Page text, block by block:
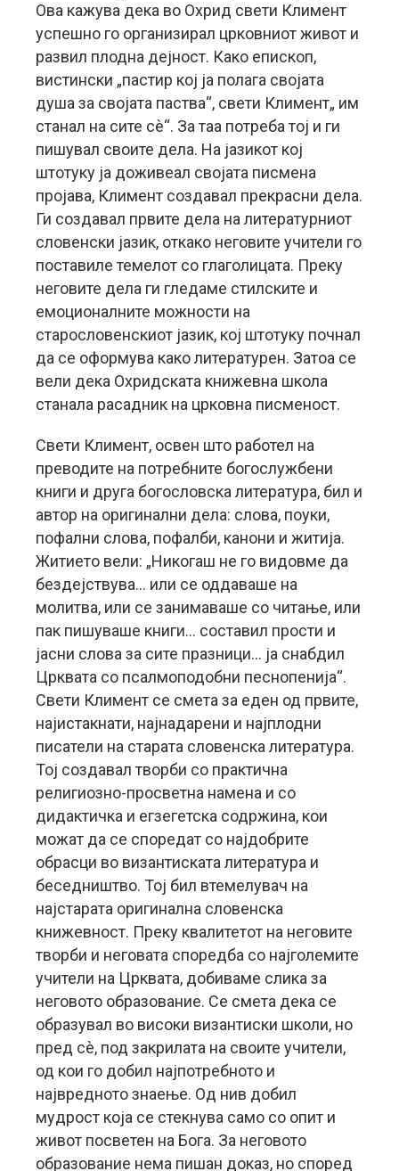
Ова кажува дека во Охрид свети Климент
успешно го организирал црковниот живот и
развил плодна дејност. Како епископ,
вистински „пастир кој ја полага својата
душа за својата паства“, свети Климент„ им
станал на сите сè“. За таа потреба тој и ги
пишувал своите дела. На јазикот кој
штотуку ја доживеал својата писмена
пројава, Климент создавал прекрасни дела.
Ги создавал првите дела на литературниот
словенски јазик, откако неговите учители го
поставиле темелот со глаголицата. Преку
неговите дела ги гледаме стилските и
емоционалните можности на
старословенскиот јазик, кој штотуку почнал
да се оформува како литературен. Затоа се
вели дека Охридската книжевна школа
станала расадник на црковна писменост.
Свети Климент, освен што работел на
преводите на потребните богослужбени
книги и друга богословска литература, бил и
автор на оригинални дела: слова, поуки,
пофални слова, пофалби, канони и житија.
Житието вели: „Никогаш не го видовме да
бездејствува… или се оддаваше на
молитва, или се занимаваше со читање, или
пак пишуваше книги… составил прости и
јасни слова за сите празници… ја снабдил
Црквата со псалмоподобни песнопенија“.
Свети Климент се смета за еден од првите,
најистакнати, најнадарени и најплодни
писатели на старата словенска литература.
Тој создавал творби со практична
религиозно-просветна намена и со
дидактичка и егзегетска содржина, кои
можат да се споредат со најдобрите
обрасци во византиската литература и
беседништво. Тој бил втемелувач на
најстарата оригинална словенска
книжевност. Преку квалитетот на неговите
творби и неговата споредба со најголемите
учители на Црквата, добиваме слика за
неговото образование. Се смета дека се
образувал во високи византиски школи, но
пред сè, под закрилата на своите учители,
од кои го добил најпотребното и
највредното знаење. Од нив добил
мудрост која се стекнува само со опит и
живот посветен на Бога. За неговото
образование нема пишан доказ, но според